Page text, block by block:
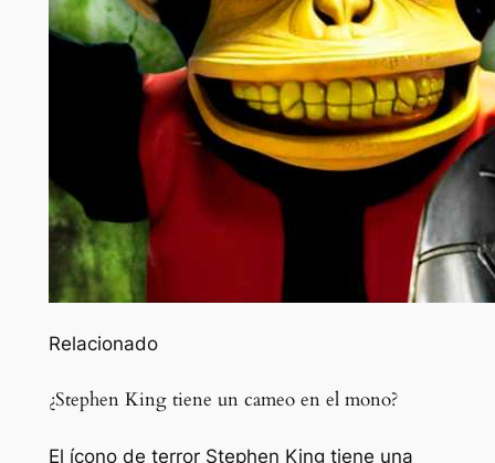
Relacionado
¿Stephen King tiene un cameo en el mono?
El ícono de terror Stephen King tiene una